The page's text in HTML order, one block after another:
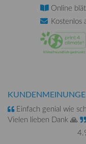
Online
Kostenlos
Einfach genial wie
Vielen lieben Dank 🙏